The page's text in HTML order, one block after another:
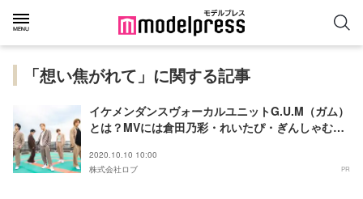
「想い焦がれて」に関する記事
イケメンダンスヴォーカルユニットG.U.M（ガム）
とは？MVには倉田乃彩・れいたぴ・ぎんしゃむら
2020.10.10 10:00
株式会社ロブ
PR